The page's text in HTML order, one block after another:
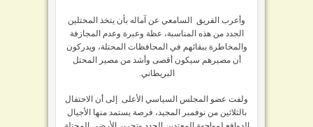
وأعرب الفريق السامعي عن آماله بأن يتخذ المحتلين
الجدد من هذه المناسبة، عظة وعبرة وعدم المجازفة
والمخاطرة ببقائهم في المحافظات المحتلة، ويدركون
أن مصيرهم سيكون أقصى وأشد من مصير المحتل
البريطاني.
ولفت عضو المجلس السياسي الأعلى إلى أن الاحتفال
بالثلاثين من نوفمبر المجيد، فرصة يستمد منها الأجيال